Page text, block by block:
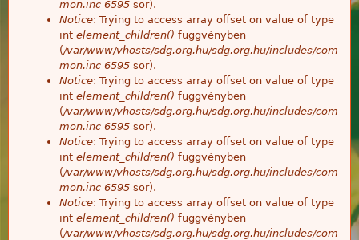
mon.inc 6595 sor).
Notice: Trying to access array offset on value of type
int element_children() függvényben
(/var/www/vhosts/sdg.org.hu/sdg.org.hu/includes/com
mon.inc 6595 sor).
Notice: Trying to access array offset on value of type
int element_children() függvényben
(/var/www/vhosts/sdg.org.hu/sdg.org.hu/includes/com
mon.inc 6595 sor).
Notice: Trying to access array offset on value of type
int element_children() függvényben
(/var/www/vhosts/sdg.org.hu/sdg.org.hu/includes/com
mon.inc 6595 sor).
Notice: Trying to access array offset on value of type
int element_children() függvényben
(/var/www/vhosts/sdg.org.hu/sdg.org.hu/includes/com